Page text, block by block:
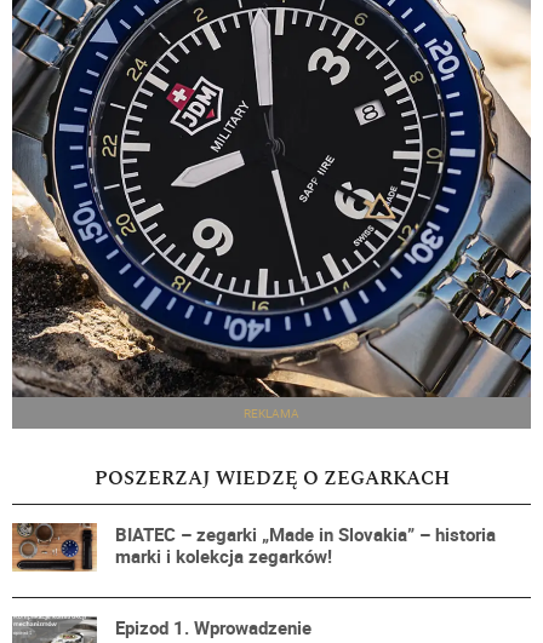
REKLAMA
POSZERZAJ WIEDZĘ O ZEGARKACH
BIATEC – zegarki „Made in Slovakia” – historia
marki i kolekcja zegarków!
Epizod 1. Wprowadzenie